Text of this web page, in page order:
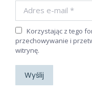
Korzystając z tego
przechowywanie i
witrynę.
Wyślij